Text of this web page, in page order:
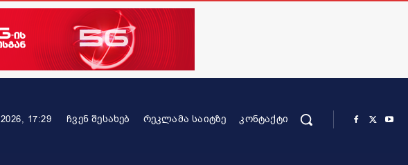
17:29 ᲩᲕᲔᲜ ᲨᲔᲡᲐᲮᲔᲑ ᲠᲔᲙᲚᲐᲛᲐ ᲡᲐᲘᲢᲖᲔ ᲙᲝᲜᲢᲐᲥᲢᲘ